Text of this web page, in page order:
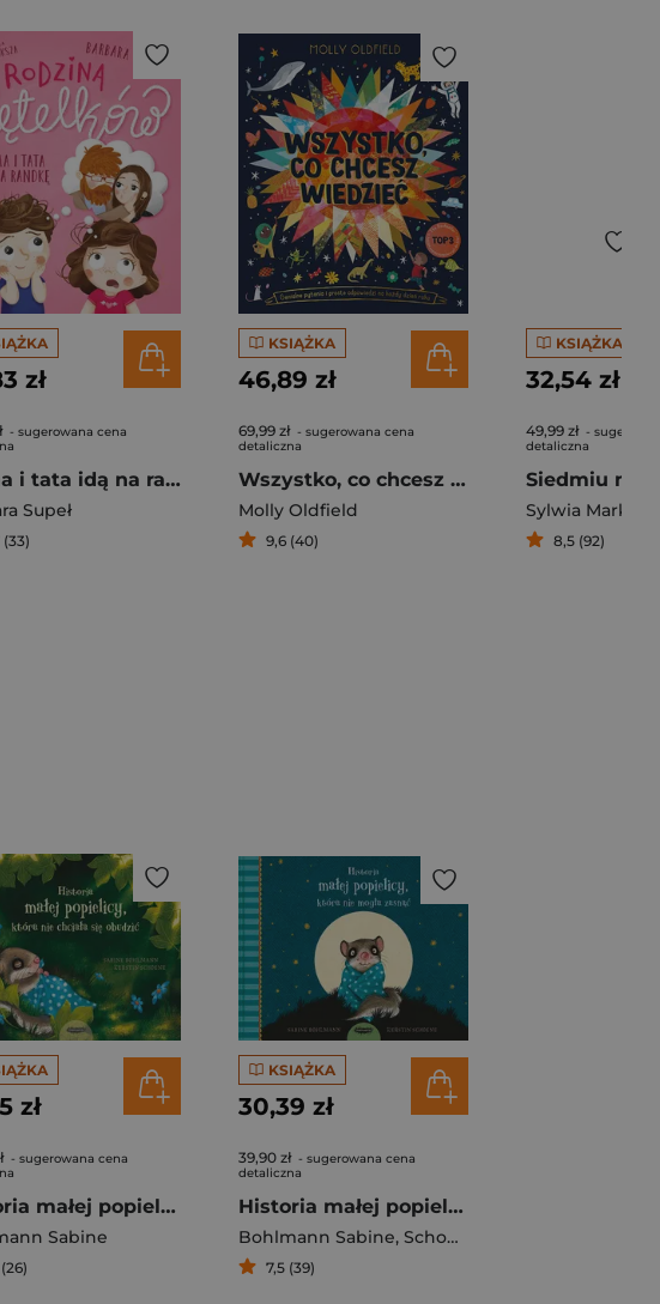
zł
- sugerowana cena
Mama i tata idą na randkę. Rodzina Pętelków
Supeł
KSIĄŻKA
46,89 zł
69,99 zł - sugerowana cena
detaliczna
Wszystko, co chcesz wiedzieć. Genialne pytania i proste odpowiedzi na każdy dzień roku
Molly Oldfield
9,6 (40)
KSIĄŻKA
32,54 zł
49,99 zł -
detaliczna
Sylwia
8,5 (92)
zł
- sugerowana cena
Historia małej popielicy, która nie chciała się obudzić
Sabine
KSIĄŻKA
30,39 zł
39,90 zł - sugerowana cena
detaliczna
Historia małej popielicy która nie mogła zasnąć
Bohlmann Sabine, Schoene Kerstin
7,5 (39)